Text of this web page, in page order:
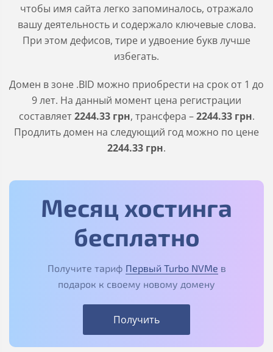
чтобы имя сайта легко запоминалось, отражало
вашу деятельность и содержало ключевые слова.
При этом дефисов, тире и удвоение букв лучше
избегать.
Домен в зоне .BID можно приобрести на срок от 1 до
9 лет. На данный момент цена регистрации
составляет2244.33грн, трансфера –2244.33грн.
Продлить домен на следующий год можно по цене
2244.33 грн.
Месяц хостинга
бесплатно
Получите тариф Первый Turbo NVMe в
подарок к своему новому домену
Получить